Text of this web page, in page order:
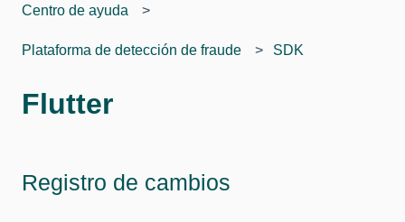
Centro de ayuda
Plataforma de detección de fraude SDK
Flutter
Registro de cambios